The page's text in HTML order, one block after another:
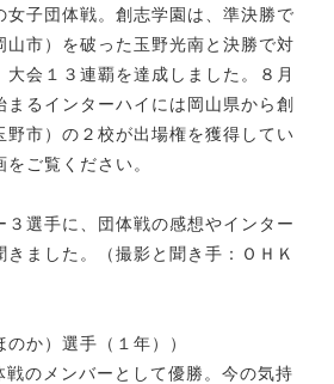
女子団体戦。創志学園は、準決勝で
山市）を破った玉野光南と決勝で対
会１３連覇を達成しました。８月
まるインターハイには岡山県から創
野市）の２校が出場権を獲得してい
ご覧ください。
３選手に、団体戦の感想やインター
ました。（撮影と聞き手：ＯＨＫ
のか）選手（１年））
戦のメンバーとして優勝。今の気持